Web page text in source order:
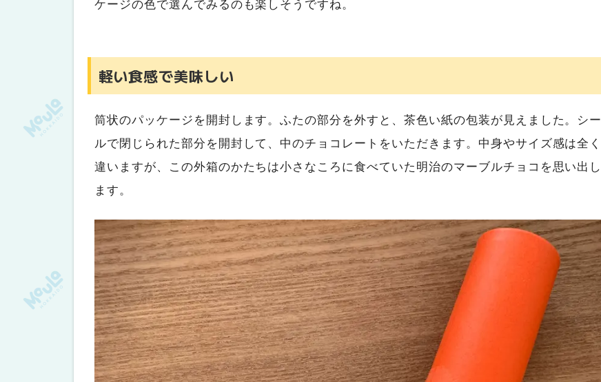
ケージの色で選んでみるのも楽しそうですね。
軽い食感で美味しい
筒状のパッケージを開封します。ふたの部分を外すと、茶色い紙の包装が見えました。シー
ルで閉じられた部分を開封して、中のチョコレートをいただきます。中身やサイズ感は全く
違いますが、この外箱のかたちは小さなころに食べていた明治のマーブルチョコを思い出し
ます。